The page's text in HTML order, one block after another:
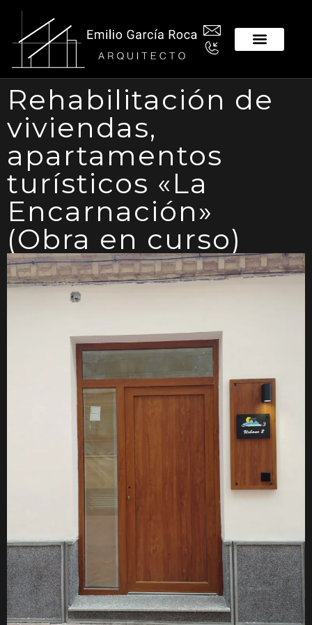
Rehabilitación de
viviendas,
apartamentos
turísticos «La
Encarnación»
(Obra en curso)